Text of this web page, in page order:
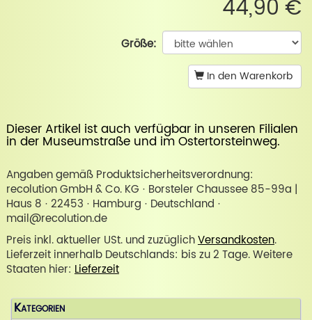
44,90 €
Größe:
In den Warenkorb
Dieser Artikel ist auch verfügbar in unseren Filialen
in der Museumstraßeund imOstertorsteinweg.
Angaben gemäß Produktsicherheitsverordnung:
recolution GmbH & Co. KG · Borsteler Chaussee 85-99a |
Haus 8 · 22453 · Hamburg · Deutschland ·
mail@recolution.de
Preis inkl. aktueller USt. und zuzüglichVersandkosten.
Lieferzeit innerhalb Deutschlands: bis zu 2 Tage. Weitere
Staaten hier: Lieferzeit
Kategorien